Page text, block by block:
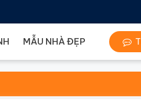
MẪU NHÀ ĐẸP